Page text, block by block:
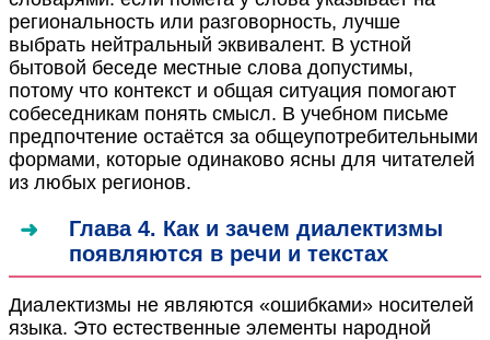
региональность или разговорность, лучше
выбрать нейтральный эквивалент. В устной
бытовой беседе местные слова допустимы,
потому что контекст и общая ситуация помогают
собеседникам понять смысл. В учебном письме
предпочтение остаётся за общеупотребительными
формами, которые одинаково ясны для читателей
из любых регионов.
Глава 4. Как и зачем диалектизмы
появляются в речи и текстах
Диалектизмы не являются «ошибками» носителей
языка. Это естественные элементы народной